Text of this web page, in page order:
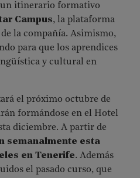
un itinerario formativo
Campus, la plataforma
la compañía. Asimismo,
para que los aprendices
y cultural en
el próximo octubre de
formándose en el Hotel
diciembre. A partir de
semanalmente esta
en Tenerife. Además
el pasado curso, que